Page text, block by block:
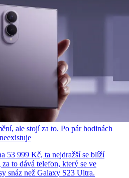
ale stojí za to. Po pár hodinách
53 999 Kč, ta nejdražší se blíží
to dává telefon, který se ve
snáz než Galaxy S23 Ultra.